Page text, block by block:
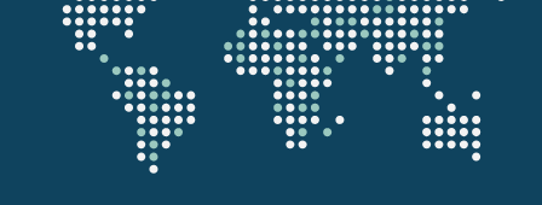
Projektkarte